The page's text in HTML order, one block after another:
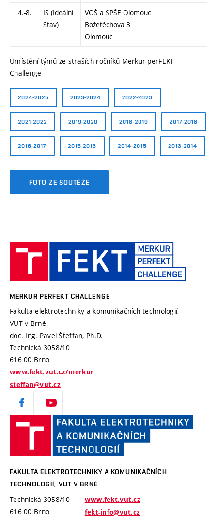
4.-8.
IS (Ideální
Stav)
VOŠ a SPŠE Olomouc
Božetěchova 3
Olomouc
Umístění týmů ze straších ročníků Merkur perFEKT
Challenge
2024-2025 2023-2024 2022-2023
2021-2022 2019-2020 2018-2019 2017-2018
2016-2017 2015-2016 2014-2015 2013-2014
FOTO ZE SOUTĚŽE
MERKUR PERFEKT CHALLENGE
Fakulta elektrotechniky a komunikačních technologií,
VUT v Brně
doc. Ing. Pavel Šteffan, Ph.D.
Technická 3058/10
616 00 Brno
www.fekt.vut.cz/merkur
steffan@vut.cz
FAKULTA ELEKTROTECHNIKY A KOMUNIKAČNÍCH
TECHNOLOGIÍ, VUT V BRNĚ
Technická 3058/10
616 00 Brno
www.fekt.vut.cz
fekt-info@vut.cz